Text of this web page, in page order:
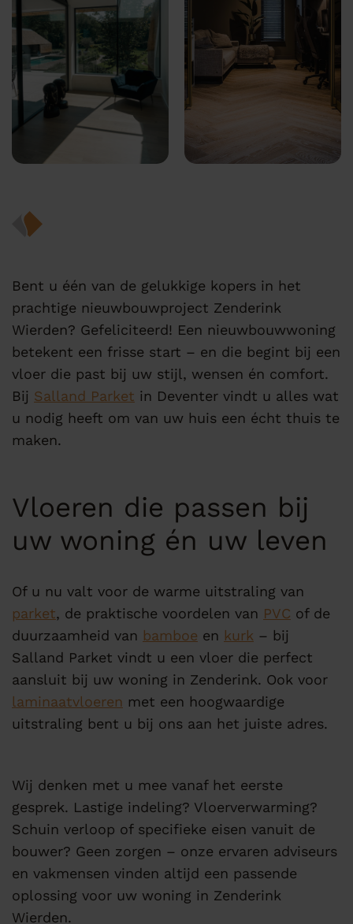
Bent u één van de gelukkige kopers in het
prachtige nieuwbouwproject Zenderink
Wierden? Gefeliciteerd! Een nieuwbouwwoning
betekent een frisse start – en die begint bij een
vloer die past bij uw stijl, wensen én comfort.
Bij Salland Parket in Deventer vindt u alles wat
u nodig heeft om van uw huis een écht thuis te
maken.
Vloeren die passen bij
uw woning én uw leven
Of u nu valt voor de warme uitstraling van
parket, de praktische voordelen van PVC of de
duurzaamheid van bamboe en kurk – bij
Salland Parket vindt u een vloer die perfect
aansluit bij uw woning in Zenderink. Ook voor
laminaatvloeren met een hoogwaardige
uitstraling bent u bij ons aan het juiste adres.
Wij denken met u mee vanaf het eerste
gesprek. Lastige indeling? Vloerverwarming?
Schuin verloop of specifieke eisen vanuit de
bouwer? Geen zorgen – onze ervaren adviseurs
en vakmensen vinden altijd een passende
oplossing voor uw woning in Zenderink
Wierden.